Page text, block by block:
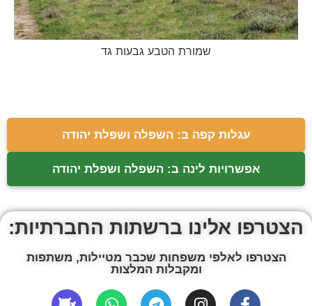
שמורת הטבע גבעות גד
עגלות קפה ב: השפלה ושפלת יהודה
אפשרויות לינה ב: השפלה ושפלת יהודה
הצטרפו אלינו ברשתות החברתיות:
הצטרפו לאלפי משפחות שכבר מטיילות, משתפות
ומקבלות המלצות